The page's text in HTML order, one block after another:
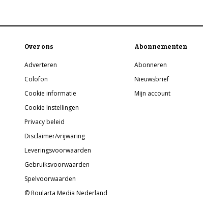
Over ons
Adverteren
Colofon
Cookie informatie
Cookie Instellingen
Privacy beleid
Disclaimer/vrijwaring
Leveringsvoorwaarden
Gebruiksvoorwaarden
Spelvoorwaarden
© Roularta Media Nederland
Abonnementen
Abonneren
Nieuwsbrief
Mijn account